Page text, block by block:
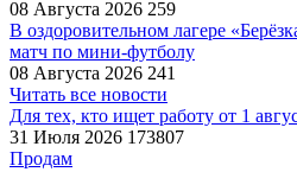
08 Августа 2026 259
В оздоровительном лагере
матч по мини-футболу
08 Августа 2026 241
Читать все новости
Для тех, кто ищет работу от 1
31 Июля 2026 173807
Продам